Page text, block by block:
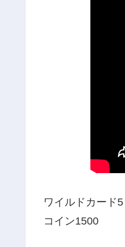
ワイルドカード
コイン1500